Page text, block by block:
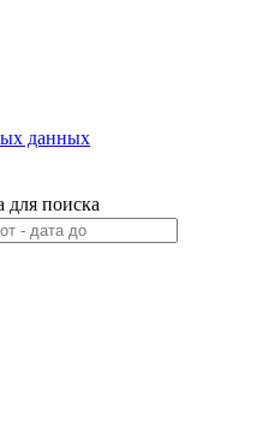
данных
для поиска